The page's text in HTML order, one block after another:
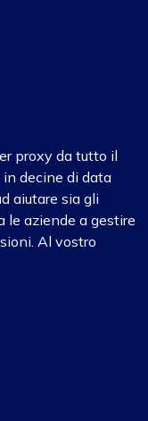
proxy da tutto il
decine di data
aiutare sia gli
le aziende a gestire
Al vostro